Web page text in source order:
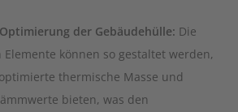
der Gebäudehülle: Die
können so gestaltet werden,
thermische Masse und
bieten, was den